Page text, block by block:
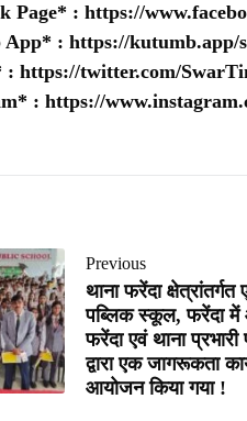
Page* : https://
App* : https://kutumb.app/
: https://twitter.com/
: https://
Previous
थाना फरेंदा क्षेत्रांतर्गत
पब्लिक स्कूल, फरेंदा
फरेंदा एवं थाना प्रभारी
द्वारा एक जागरूकता
आयोजन किया गया !